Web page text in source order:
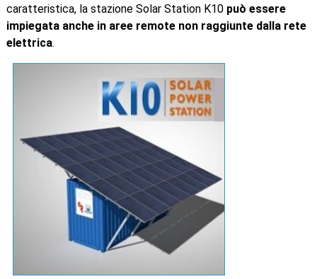
caratteristica, la stazione Solar Station K10 può essere
impiegata anche in aree remote non raggiunte dalla rete
elettrica.